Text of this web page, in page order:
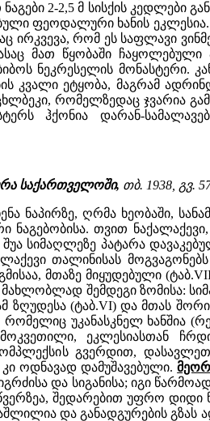
2-2,5 მ სისქის კედლები
ფეოდალური ხანის
ირკვევა, რომ ეს საფლავი
მათ წყობაში ჩაყოლებული
ნეკრესელის მონასტერი.
კვალი ეტყობა, მაგრამ
რომელზედაც ჯვარია
ჰქონია დარან-
საქართველოში, თბ. 1938, გვ.
ნაპირზე, ღრმა ხეობაში,
ნაგებობისა. თვით
სიმაღლეზე პატარა
თალინისას
მთაზე მიყუდებული
მახლობლად შემდეგი ზომისა:
ზღუდესა (ტაბ.VI) და მთას
უკანასკნელ ხანშია
ეკლესიასთან
გვერდით,
კი ოდნავად დამუშავებული.
და სიგანისა; იგი
შედარებით უფრო დიდი
და განადგურების გზას